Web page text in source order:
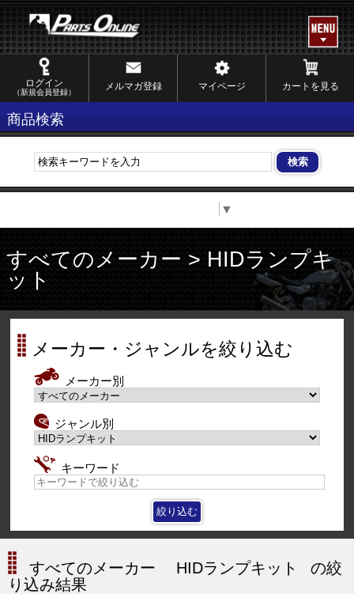
ログイン
（新規会員登録）
メルマガ登録 マイページ カートを見る
商品検索
▼
すべてのメーカー > HIDランプキ
ット
メーカー・ジャンルを絞り込む
メーカー別
ジャンル別
キーワード
すべてのメーカー HIDランプキット
の絞
り込み結果